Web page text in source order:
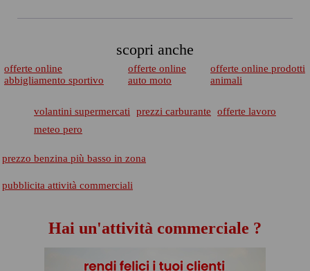
scopri anche
offerte online
abbigliamento sportivo
offerte online
auto moto
offerte online prodotti
animali
volantini supermercati prezzi carburante
offerte lavoro
meteo pero
prezzo benzina più basso in zona
pubblicita attività commerciali
Hai un'attività commerciale ?